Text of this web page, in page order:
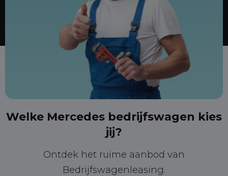
Welke Mercedes bedrijfswagen kies
jij?
Ontdek het ruime aanbod van
Bedrijfswagenleasing.